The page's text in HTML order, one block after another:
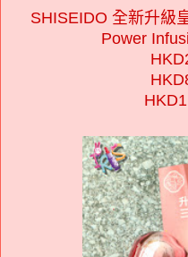
SHISEIDO 全新升級
Power